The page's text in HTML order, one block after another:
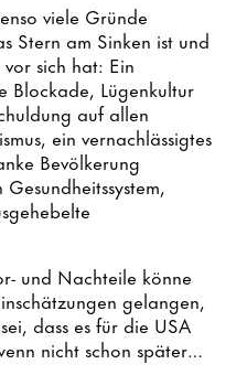
viele Gründe
Stern am Sinken ist und
sich hat: Ein
Blockade, Lügenkultur
auf allen
ein vernachlässigtes
Bevölkerung
und Nachteile könne
gelangen,
dass es für die USA
nicht schon später…